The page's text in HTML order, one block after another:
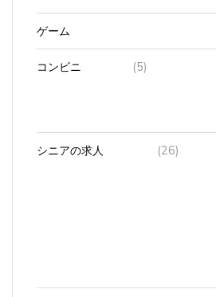
ゲーム
コンビニ (5)
シニアの求人 (26)